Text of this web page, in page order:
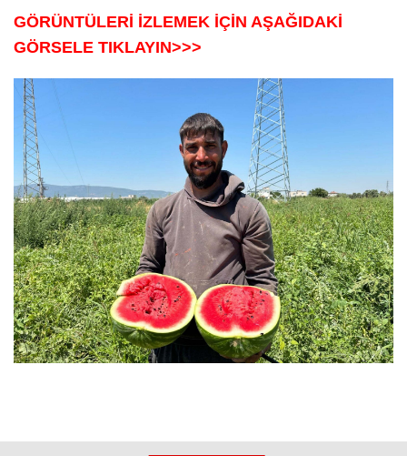
GÖRÜNTÜLERİ İZLEMEK İÇİN AŞAĞIDAKİ
GÖRSELE TIKLAYIN>>>